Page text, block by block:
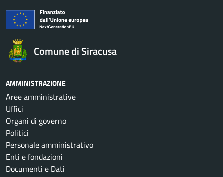
Comune di Siracusa
AMMINISTRAZIONE
Aree amministrative
Uffici
Organi di governo
Politici
Personale amministrativo
Enti e fondazioni
Documenti e Dati